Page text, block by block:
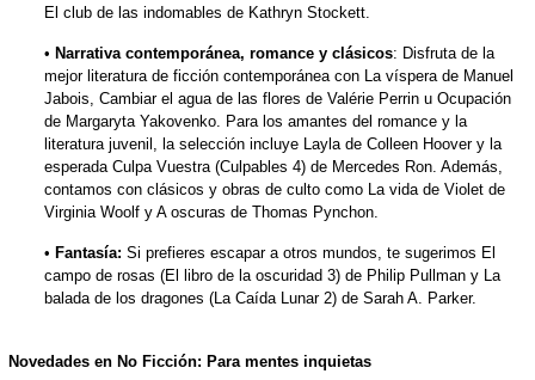
El club de las indomables de Kathryn Stockett.
• Narrativa contemporánea, romance y clásicos: Disfruta de la
mejor literatura de ficción contemporánea con La víspera de Manuel
Jabois, Cambiar el agua de las flores de Valérie Perrin u Ocupación
de Margaryta Yakovenko. Para los amantes del romance y la
literatura juvenil, la selección incluye Layla de Colleen Hoover y la
esperada Culpa Vuestra (Culpables 4) de Mercedes Ron. Además,
contamos con clásicos y obras de culto como La vida de Violet de
Virginia Woolf y A oscuras de Thomas Pynchon.
• Fantasía: Si prefieres escapar a otros mundos, te sugerimos El
campo de rosas (El libro de la oscuridad 3) de Philip Pullman y La
balada de los dragones (La Caída Lunar 2) de Sarah A. Parker.
Novedades en No Ficción: Para mentes inquietas